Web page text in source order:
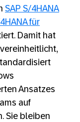
SAP S/4HANA
für
Damit hat
Ansatzes
auf
Sie bleiben